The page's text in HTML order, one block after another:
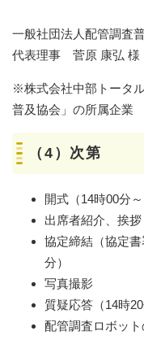
一般社団法人配管調査
代表理事 菅原 康弘 様
※株式会社中部トータ
普及協会」の所属企業
（4）次第
開式（14時00分～
出席者紹介、挨拶
協定締結（協定
分）
写真撮影
質疑応答（14時20
配管調査ロボット